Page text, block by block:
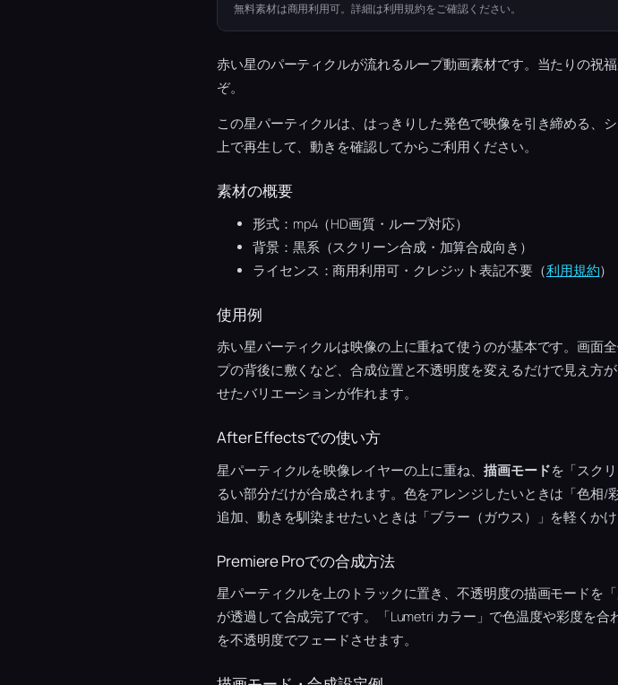
無料素材は商用利用可。詳細は利用規約をご確認ください。
赤い星のパーティクルが流れるループ動画素材です。当たりの祝
ぞ。
この星パーティクルは、はっきりした発色で映像を引き締める、
上で再生して、動きを確認してからご利用ください。
素材の概要
形式：mp4（HD画質・ループ対応）
背景：黒系（スクリーン合成・加算合成向き）
ライセンス：商用利用可・クレジット表記不要（利用規約）
使用例
赤い星パーティクルは映像の上に重ねて使うのが基本です。画面
プの背後に敷くなど、合成位置と不透明度を変えるだけで見え方
せたバリエーションが作れます。
After Effectsでの使い方
星パーティクルを映像レイヤーの上に重ね、 描画モードを「スク
るい部分だけが合成されます。色をアレンジしたいときは「色相
追加、動きを馴染ませたいときは「ブラー（ガウス）」を軽くかけ
Premiere Proでの合成方法
星パーティクルを上のトラックに置き、不透明度の描画モードを
が透過して合成完了です。「Lumetri カラー」で色温度や彩度を
を不透明度でフェードさせます。